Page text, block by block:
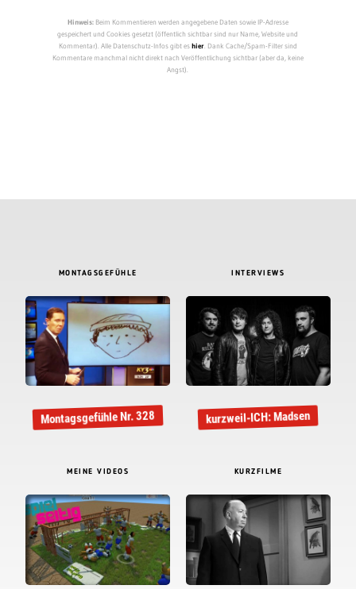
Hinweis:Beim Kommentieren werden angegebene Daten sowie IP-Adresse
gespeichert und Cookies gesetzt (öffentlich sichtbar sind nur Name, Website und
Kommentar). Alle Datenschutz-Infos gibt eshier. Dank Cache/Spam-Filter sind
Kommentare manchmal nicht direkt nach Veröffentlichung sichtbar (aber da, keine
Angst).
MONTAGSGEFÜHLE
Montagsgefühle Nr. 328
INTERVIEWS
kurzweil-ICH: Madsen
MEINE VIDEOS KURZFILME